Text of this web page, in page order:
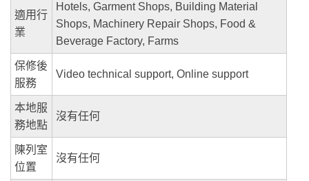
適用行
業
Hotels, Garment Shops, Building Material
Shops, Machinery Repair Shops, Food &
Beverage Factory, Farms
保修後
服務
Video technical support, Online support
本地服
務地點
沒有任何
陳列室
位置
沒有任何